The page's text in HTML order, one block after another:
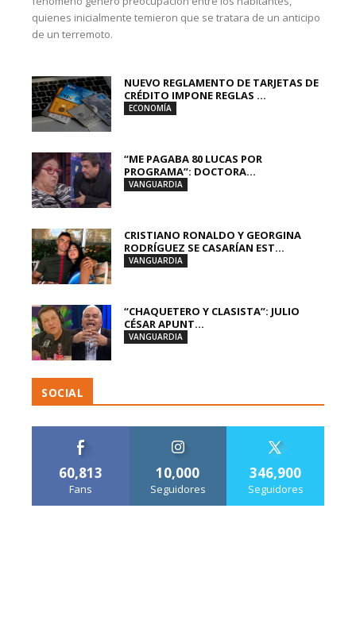
quienes inicialmente temieron que se tratara de un anticipo
de un terremoto.
NUEVO REGLAMENTO DE TARJETAS DE
CRÉDITO IMPONE REGLAS ...
ECONOMÍA
“ME PAGABA 80 LUCAS POR
PROGRAMA”: DOCTORA...
VANGUARDIA
CRISTIANO RONALDO Y GEORGINA
RODRÍGUEZ SE CASARÍAN EST...
VANGUARDIA
“CHAQUETERO Y CLASISTA”: JULIO
CÉSAR APUNT...
VANGUARDIA
SOCIAL
60,813
Fans
10,000
Seguidores
346,900
Seguidores